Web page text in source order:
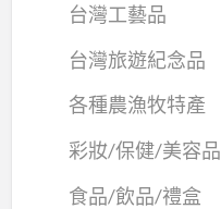
台灣工藝品
台灣旅遊紀念品
各種農漁牧特產
彩妝/保健/美容品
食品/飲品/禮盒